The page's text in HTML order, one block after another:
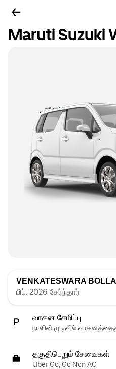
Maruti Suzuki
VENKATESWARA BOLLA
பிப். 2026 சேர்ந்தார்
வாகன சேமிப்பு
நாளின் முடிவில் வாகனத்தைத்
தகுதிபெறும் சேவைகள்
Uber Go, Go Non AC